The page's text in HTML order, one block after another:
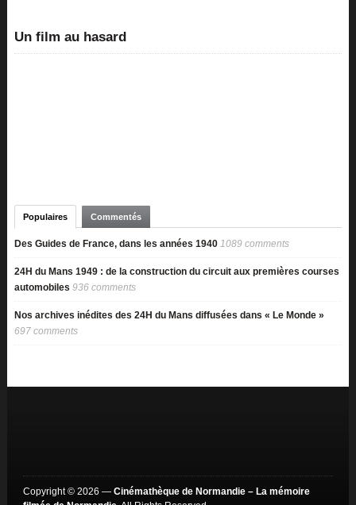
Un film au hasard
Populaires Commentés
Des Guides de France, dans les années 1940 1089 comments
24H du Mans 1949 : de la construction du circuit aux premières courses
automobiles 936 comments
Nos archives inédites des 24H du Mans diffusées dans « Le Monde »
697 comments
Copyright © 2026 — Cinémathèque de Normandie – La mémoire